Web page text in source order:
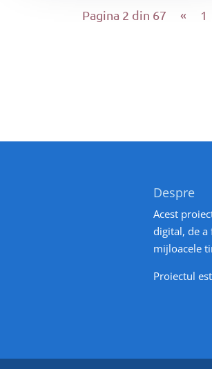
Pagina 2 din 67 « 1
Despre
Acest
digital, de a
mijloacele
Proiectul